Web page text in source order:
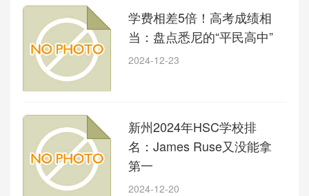
学费相差5倍！高考成绩相
当：盘点悉尼的“平民高中”
2024-12-23
新州2024年HSC学校排
名：James Ruse又没能拿
第一
2024-12-20